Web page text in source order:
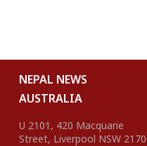
NEPAL NEWS
AUSTRALIA
U 2101, 420 Macquarie
Street, Liverpool NSW 2170